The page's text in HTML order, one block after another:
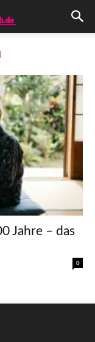
Jahre – das
0